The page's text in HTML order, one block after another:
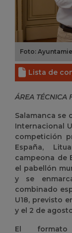
Foto:
Lista de
ÁREA TÉCNICA
Salamanca se
Internacional
competición
España,
campeona de
el pabellón
y se
combinado
U18, previsto
y el 2 de
El